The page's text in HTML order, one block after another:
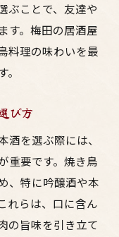
ぶことで、友達や
す。梅田の居酒屋
料理の味わいを最
び方
を選ぶ際には、
重要です。焼き鳥
、特に吟醸酒や本
れらは、口に含ん
の旨味を引き立て